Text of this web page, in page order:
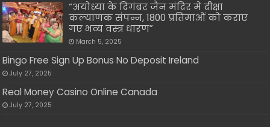
“अयोध्या के दिगंबर जैन मंदिर में दीक्षा
कल्याणक संपन्न, 1800 प्रतिमाओं को कराए
गए भव्य वस्त्र धारण”
March 5, 2025
Bingo Free Sign Up Bonus No Deposit Ireland
July 27, 2025
Real Money Casino Online Canada
July 27, 2025